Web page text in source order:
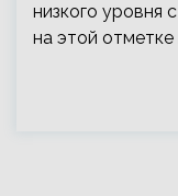
низкого уровня
на этой отметке